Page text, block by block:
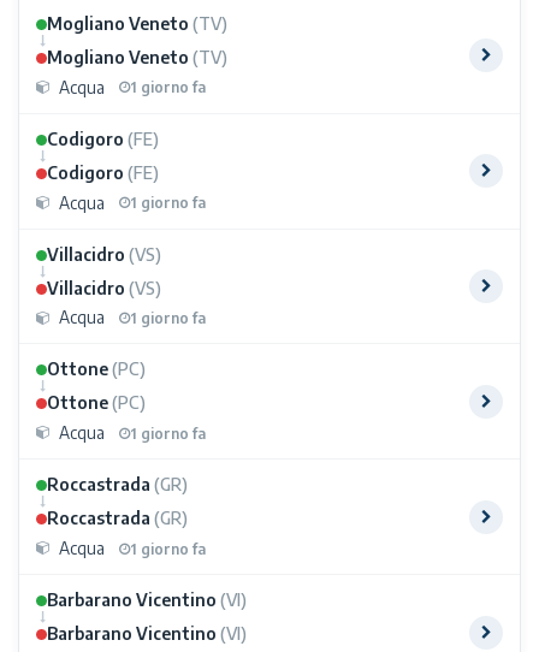
Mogliano Veneto (TV)
Mogliano Veneto (TV)
Acqua
1 giorno fa
Codigoro (FE)
Codigoro (FE)
Acqua
1 giorno fa
Villacidro (VS)
Villacidro (VS)
Acqua
1 giorno fa
Ottone(PC)
Ottone(PC)
Acqua
1 giorno fa
Roccastrada (GR)
Roccastrada (GR)
Acqua
1 giorno fa
Barbarano Vicentino (VI)
Barbarano Vicentino (VI)